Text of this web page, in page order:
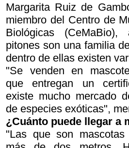
Margarita Ruiz de
miembro del Centro de
Biológicas
pitones son una familia
dentro de ellas existen
"Se venden en
que entregan un
existe mucho mercado
de especies exóticas",
¿Cuánto puede llegar a
"Las que son